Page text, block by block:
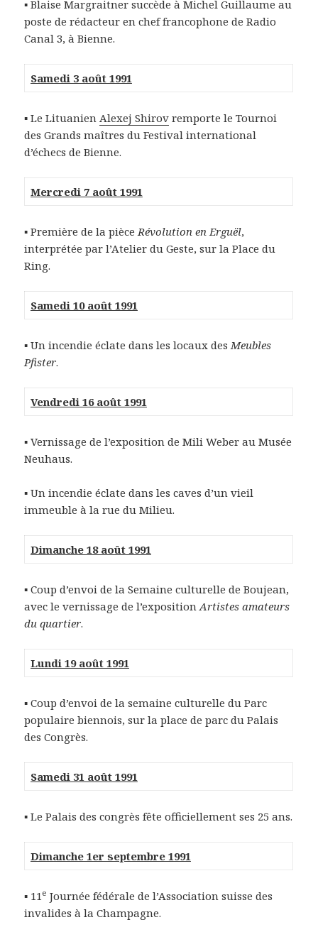
▪ Blaise Margraitner succède à Michel Guillaume au
poste de rédacteur en chef francophone de Radio
Canal 3, à Bienne.
Samedi 3 août 1991
▪ Le LituanienAlexej Shirov remporte le Tournoi
des Grands maîtres du Festival international
d’échecs de Bienne.
Mercredi 7 août 1991
▪ Première de la pièceRévolution en Erguël,
interprétée par l’Atelier du Geste, sur la Place du
Ring.
Samedi 10 août 1991
▪ Un incendie éclate dans les locaux desMeubles
Pfister.
Vendredi 16 août 1991
▪ Vernissage de l’exposition de Mili Weber au Musée
Neuhaus.
▪ Un incendie éclate dans les caves d’un vieil
immeuble à la rue du Milieu.
Dimanche 18 août 1991
▪ Coup d’envoi de la Semaine culturelle de Boujean,
avec le vernissage de l’expositionArtistes amateurs
du quartier.
Lundi 19 août 1991
▪ Coup d’envoi de la semaine culturelle du Parc
populaire biennois, sur la place de parc du Palais
des Congrès.
Samedi 31 août 1991
▪ Le Palais des congrès fête officiellement ses 25 ans.
Dimanche 1er septembre 1991
▪ 11e Journée fédérale de l’Association suisse des
invalides à la Champagne.